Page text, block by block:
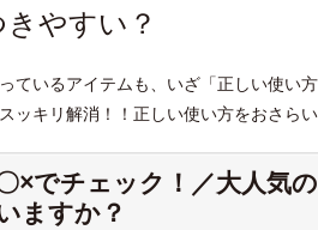
やすい？
ているアイテムも、いざ「正しい使い
ッキリ解消！！正しい使い方をおさら
×でチェック！／大人気
ますか？